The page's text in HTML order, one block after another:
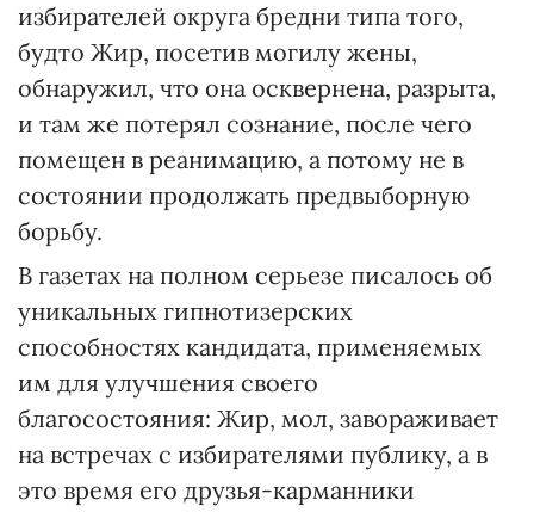
избирателей округа бредни типа того,
будто Жир, посетив могилу жены,
обнаружил, что она осквернена, разрыта,
и там же потерял сознание, после чего
помещен в реанимацию, а потому не в
состоянии продолжать предвыборную
борьбу.
В газетах на полном серьезе писалось об
уникальных гипнотизерских
способностях кандидата, применяемых
им для улучшения своего
благосостояния: Жир, мол, завораживает
на встречах с избирателями публику, а в
это время его друзья-карманники